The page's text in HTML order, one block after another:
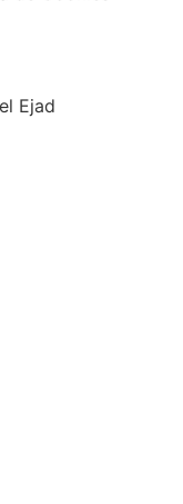
Ejad